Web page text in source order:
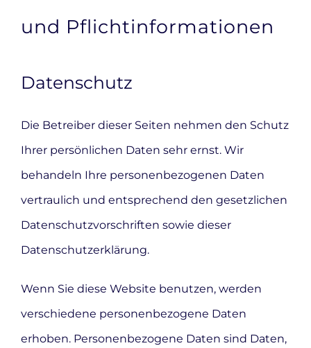
und Pflicht­informationen
Datenschutz
Die Betreiber dieser Seiten nehmen den Schutz
Ihrer persönlichen Daten sehr ernst. Wir
behandeln Ihre personenbezogenen Daten
vertraulich und entsprechend den gesetzlichen
Datenschutzvorschriften sowie dieser
Datenschutzerklärung.
Wenn Sie diese Website benutzen, werden
verschiedene personenbezogene Daten
erhoben. Personenbezogene Daten sind Daten,